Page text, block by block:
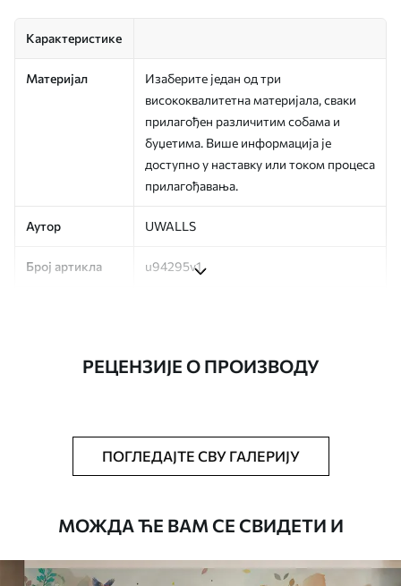
Карактеристике
Материјал
Изаберите један од три
висококвалитетна материјала, сваки
прилагођен различитим собама и
буџетима. Више информација је
доступно у наставку или током процеса
прилагођавања.
Аутор UWALLS
Број артикла u94295v1
Тапета се може нежно очистити меким
сунђером. Позадине са завршном
водом.
РЕЦЕНЗИЈЕ О ПРОИЗВОДУ
ПОГЛЕДАЈТЕ СВУ ГАЛЕРИЈУ
МОЖДА ЋЕ ВАМ СЕ СВИДЕТИ И